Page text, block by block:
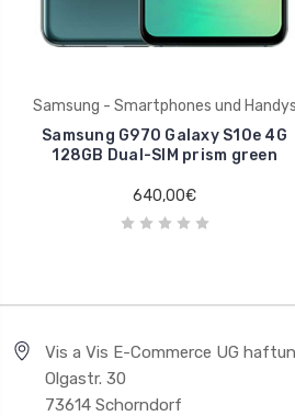
Samsung - Smartphones und Handys
Samsung G970 Galaxy S10e 4G
128GB Dual-SIM prism green
640,00€
Vis a Vis E-Commerce UG
Olgastr. 30
73614 Schorndorf